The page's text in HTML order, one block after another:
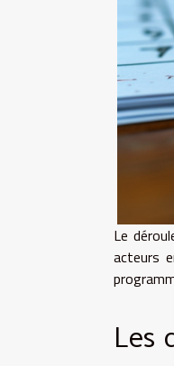
Le
acteurs
Les